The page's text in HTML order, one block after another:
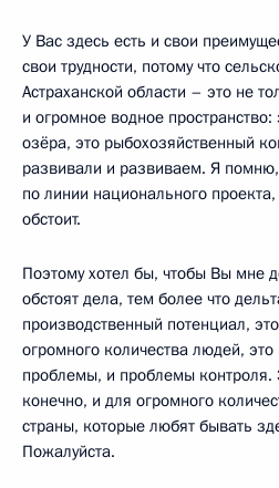
У Вас здесь есть и свои
свои трудности, потому что
Астраханской области – это не
и огромное водное пространство:
озёра, это рыбохозяйственный
развивали и развиваем. Я
по линии национального
обстоит.
Поэтому хотел бы, чтобы Вы мне
обстоят дела, тем более что
производственный потенциал,
огромного количества людей,
проблемы, и проблемы контроля.
конечно, и для огромного
страны, которые любят бывать
Пожалуйста.